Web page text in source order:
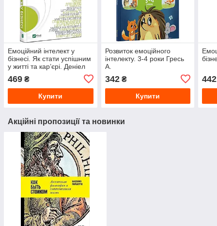
Емоційний інтелект у
бізнесі. Як стати успішним
у житті та кар’єрі. Денiел
469 ₴
Купити
Розвиток емоційного
інтелекту. 3-4 роки Гресь
А.
342₴
Купити
442
Акційні пропозиції та новинки